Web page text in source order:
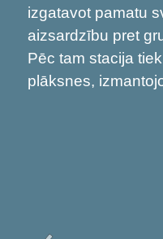
izgatavot pamatu
aizsardzību pret
Pēc tam stacija
plāksnes,